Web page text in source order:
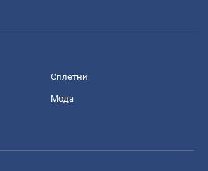
Сплетни
Мода